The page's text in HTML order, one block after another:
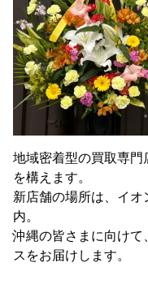
地域密着型の買取専
を構えます。
新店舗の場所は、イ
内。
沖縄の皆さまに向け
スをお届けします。